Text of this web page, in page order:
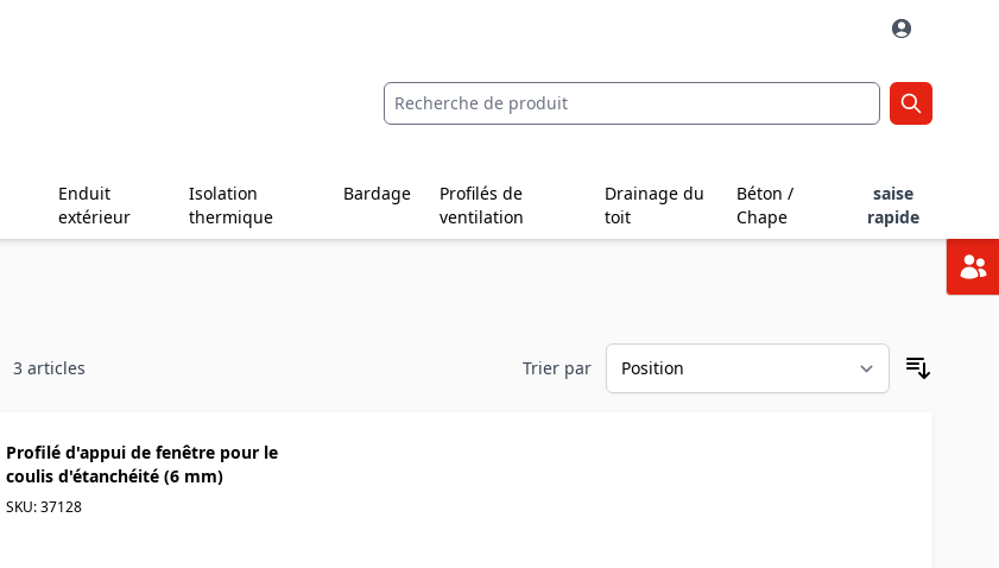
Enduit
extérieur
Isolation
thermique
Bardage
Profilés de
ventilation
Drainage du
toit
Béton /
Chape
saise
rapide
3 articles Trier par
Profilé d'appui de fenêtre pour le
coulis d'étanchéité (6 mm)
SKU: 37128